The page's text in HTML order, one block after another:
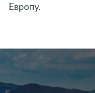
Европу.